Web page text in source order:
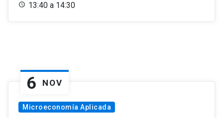
13:40 a 14:30
6 NOV
Microeconomía Aplicada